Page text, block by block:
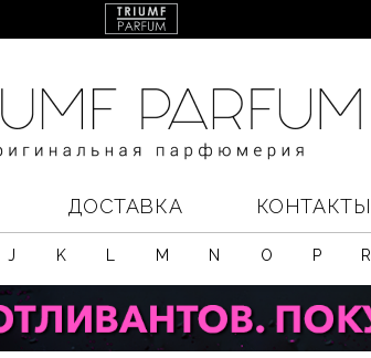
ДОСТАВКА КОНТАКТЫ
J K M N O P R